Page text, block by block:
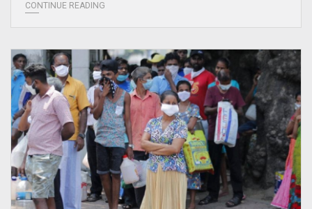
CONTINUE READING